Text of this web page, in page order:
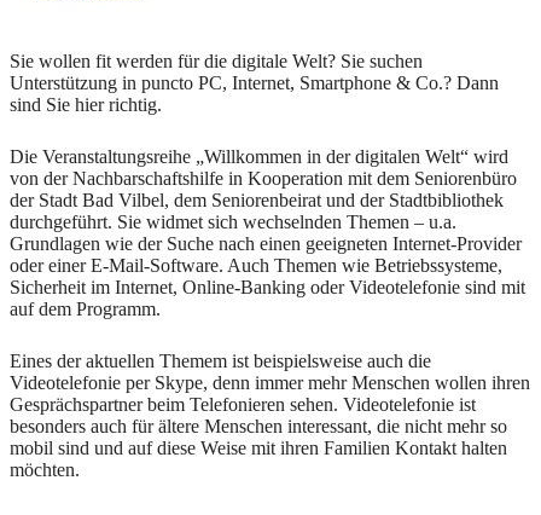
Sie wollen fit werden für die digitale Welt? Sie suchen
Unterstützung in puncto PC, Internet, Smartphone & Co.? Dann
sind Sie hier richtig.
Die Veranstaltungsreihe „Willkommen in der digitalen Welt“ wird
von der Nachbarschaftshilfe in Kooperation mit dem Seniorenbüro
der Stadt Bad Vilbel, dem Seniorenbeirat und der Stadtbibliothek
durchgeführt. Sie widmet sich wechselnden Themen – u.a.
Grundlagen wie der Suche nach einen geeigneten Internet-Provider
oder einer E-Mail-Software. Auch Themen wie Betriebssysteme,
Sicherheit im Internet, Online-Banking oder Videotelefonie sind mit
auf dem Programm.
Eines der aktuellen Themem ist beispielsweise auch die
Videotelefonie per Skype, denn immer mehr Menschen wollen ihren
Gesprächspartner beim Telefonieren sehen. Videotelefonie ist
besonders auch für ältere Menschen interessant, die nicht mehr so
mobil sind und auf diese Weise mit ihren Familien Kontakt halten
möchten.